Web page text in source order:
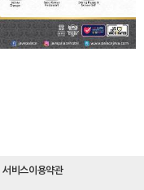
서비스이용약관